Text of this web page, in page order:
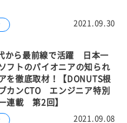
2021.09.30
2021.09.08
から最前線で活躍 日本一
フトのパイオニアの知られ
を徹底取材！【DONUTS根
カンCTO エンジニア特別
連載 第2回】